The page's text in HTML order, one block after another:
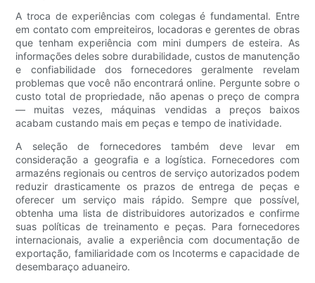
A troca de experiências com colegas é fundamental. Entre
em contato com empreiteiros, locadoras e gerentes de obras
que tenham experiência com mini dumpers de esteira. As
informações deles sobre durabilidade, custos de manutenção
e confiabilidade dos fornecedores geralmente revelam
problemas que você não encontrará online. Pergunte sobre o
custo total de propriedade, não apenas o preço de compra
— muitas vezes, máquinas vendidas a preços baixos
acabam custando mais em peças e tempo de inatividade.
A seleção de fornecedores também deve levar em
consideração a geografia e a logística. Fornecedores com
armazéns regionais ou centros de serviço autorizados podem
reduzir drasticamente os prazos de entrega de peças e
oferecer um serviço mais rápido. Sempre que possível,
obtenha uma lista de distribuidores autorizados e confirme
suas políticas de treinamento e peças. Para fornecedores
internacionais, avalie a experiência com documentação de
exportação, familiaridade com os Incoterms e capacidade de
desembaraço aduaneiro.